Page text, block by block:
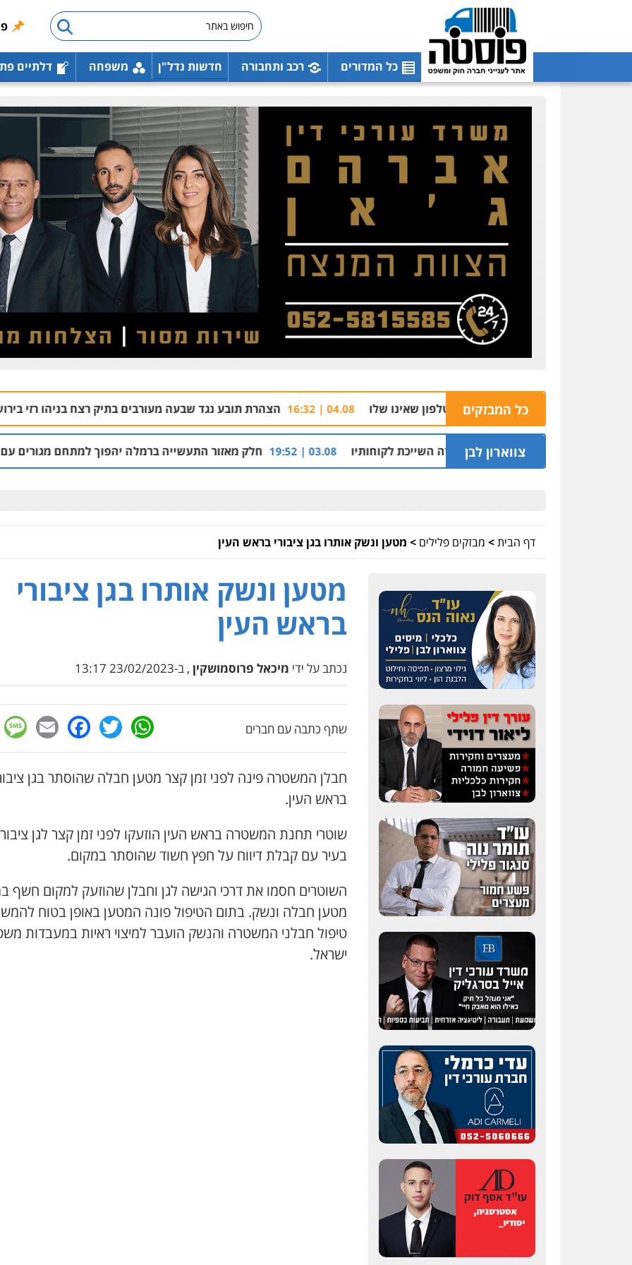
כל המדורים רכב ותחבורה חדשות נדל"ן משפחה דלתיים
כל המבזקים 04.08 | 16:32 הצהרת תובע נגד שבעה מעורבים בתיק רצח בניהו רזי בירושלים 04.08 | 13:37
צווארון לבן
מיליון שקל על דירה השייכת לקוחותיו 03.08 | 19:52 חלק מאזור התעשייה ברמלה יהפוך למתחם מגורים עם 1,700 יחידות דיור
דף הבית> מבזקים פלילים > מטען ונשק אותרו בגן ציבורי בראש העין
שחר לדובסקי, עו"ד
פלילי מעצרים וחקירות
לענייני אסירים
0507913332
עו"ד איהאב ג'לג'ולי
פלילי מעצרים וחקירות
עורכי דין לענייני אסירים
0505216700
עו"ד שלומי שרון
פלילי צבאי מעצרים
מטען ונשק אותרו בגן ציבורי
בראש העין
נכתב על ידי מיכאל פרוסמושקין , ב-23/02/2023 13:17
שתף כתבה עם חברים WhatsApp
Twitter
חבלן המשטרה פינה לפני זמן קצר מטען חבלה שהוסתר בגן
בראש העין.
שוטרי תחנת המשטרה בראש העין הוזעקו לפני זמן קצר לגן
בעיר עם קבלת דיווח על חפץ חשוד שהוסתר במקום.
השוטרים חסמו את דרכי הגישה לגן וחבלן שהוזעק למקום חשף
מטען חבלה ונשק. בתום הטיפול פונה המטען באופן בטוח
טיפול חבלני המשטרה והנשק הועבר למיצוי ראיות במעבדות
ישראל.